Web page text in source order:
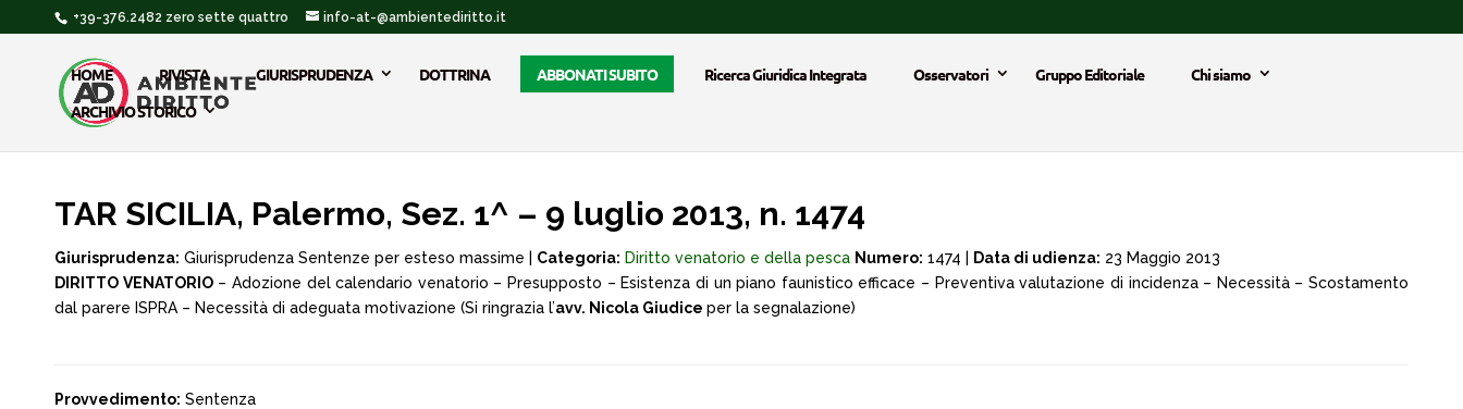
+39-376.2482 zero sette quattro info-at-@ambientediritto.it
HOME RIVISTA GIURISPRUDENZA DOTTRINA ABBONATI SUBITO Ricerca Giuridica Integrata Osservatori Gruppo Editoriale
Chi siamo
ARCHIVIO STORICO
TAR SICILIA, Palermo, Sez. 1^ – 9 luglio 2013, n. 1474
Giurisprudenza: Giurisprudenza Sentenze per esteso massime | Categoria: Diritto venatorio e della pesca Numero: 1474 | Data di udienza: 23 Maggio 2013
DIRITTO VENATORIO– Adozione del calendario venatorio – Presupposto – Esistenza di un piano faunistico efficace – Preventiva valutazione di incidenza – Necessità – Scostamento
dal parere ISPRA – Necessità di adeguata motivazione (Si ringrazia l’avv. Nicola Giudice per la segnalazione)
Provvedimento: Sentenza